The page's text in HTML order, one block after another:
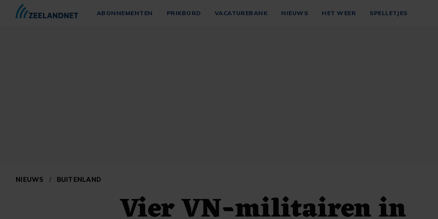
ABONNEMENTEN PRIKBORD VACATUREBANK NIEUWS HET WEER SPELLETJES
NIEUWS / BUITENLAND